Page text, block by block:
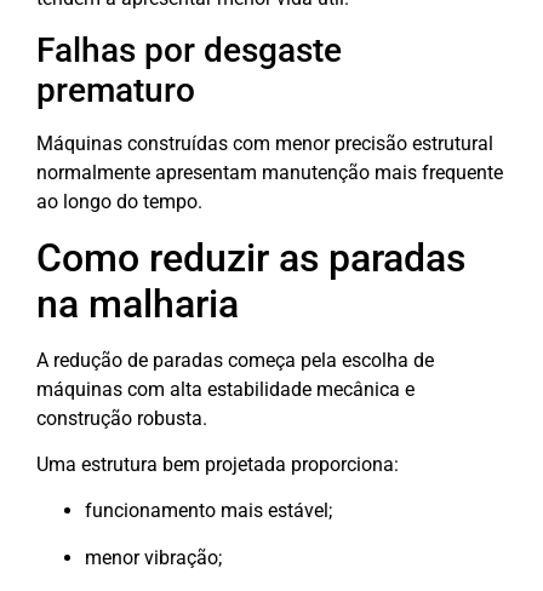
Falhas por desgaste
prematuro
Máquinas construídas com menor precisão estrutural
normalmente apresentam manutenção mais frequente
ao longo do tempo.
Como reduzir as paradas
na malharia
A redução de paradas começa pela escolha de
máquinas com alta estabilidade mecânica e
construção robusta.
Uma estrutura bem projetada proporciona:
funcionamento mais estável;
menor vibração;